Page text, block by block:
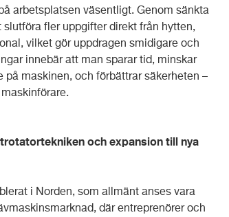
arbetsplatsen väsentligt. Genom sänkta
fler uppgifter direkt från hytten,
vilket gör uppdragen smidigare och
innebär att man sparar tid, minskar
på maskinen, och förbättrar säkerheten –
och expansion till nya
i Norden, som allmänt anses vara
där entreprenörer och